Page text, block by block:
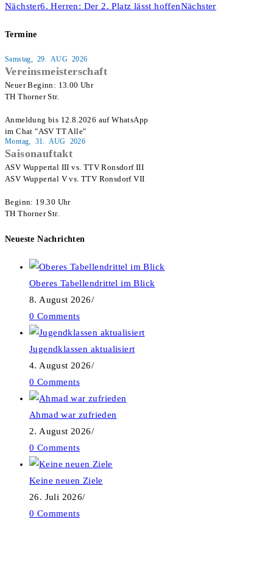
Nächster6. Herren: Der 2. Platz lässt hoffenNächster
Termine
Samstag, 29. AUG 2026
Vereinsmeisterschaft
Neuer Beginn: 13.00 Uhr
TH Thorner Str.
Anmeldung bis 12.8.2026 auf WhatsApp
im Chat "ASV TT Alle"
Montag, 31. AUG 2026
Saisonauftakt
ASV Wuppertal III vs. TTV Ronsdorf III
ASV Wuppertal V vs. TTV Ronsdorf VII
Beginn: 19.30 Uhr
TH Thorner Str.
Neueste Nachrichten
Oberes Tabellendrittel im Blick
8. August 2026/
0 Comments
Jugendklassen aktualisiert
4. August 2026/
0 Comments
Ahmad war zufrieden
2. August 2026/
0 Comments
Keine neuen Ziele
26. Juli 2026/
0 Comments